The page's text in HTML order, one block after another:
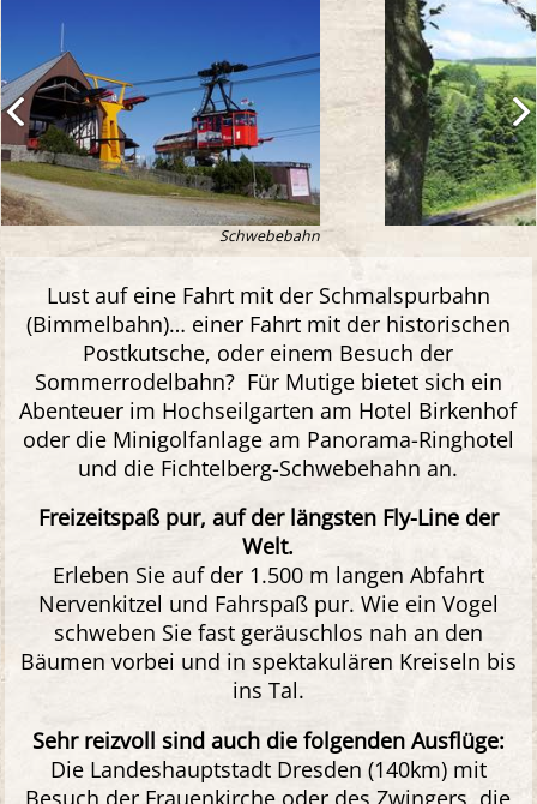
Schwebebahn
Lust auf eine Fahrt mit der Schmalspurbahn
(Bimmelbahn)… einer Fahrt mit der historischen
Postkutsche, oder einem Besuch der
Sommerrodelbahn? Für Mutige bietet sich ein
Abenteuer im Hochseilgarten am Hotel Birkenhof
oder die Minigolfanlage am Panorama-Ringhotel
und die Fichtelberg-Schwebehahn an.
Freizeitspaß pur, auf der längsten Fly-Line der
Welt.
Erleben Sie auf der 1.500 m langen Abfahrt
Nervenkitzel und Fahrspaß pur. Wie ein Vogel
schweben Sie fast geräuschlos nah an den
Bäumen vorbei und in spektakulären Kreiseln bis
ins Tal.
Sehr reizvoll sind auch die folgenden Ausflüge:
Die Landeshauptstadt Dresden (140km) mit
Besuch der Frauenkirche oder des Zwingers, die